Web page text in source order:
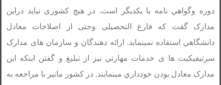
دوره وگواهي نامه با يکديگر است. در هيچ کشوری نباید دراین
مدارک گفت که فارغ التحصيلی وحتی از اصلاحات معادل
دانشگاهي استفاده نمينمايد. ارائه دهندگان و سازمان های مدارک
سرتیفیکیت ها ی خدمات مهارتي نيز از تبليغ و گفتن اینکه این
مدارک معادل بودن خودداري مينمايند. در کشور مانيز با مراجعه به